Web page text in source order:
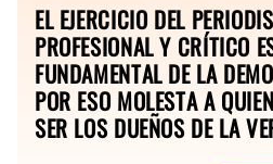
EL EJERCICIO DEL
PROFESIONAL Y CRÍTICO
FUNDAMENTAL DE LA
POR ESO MOLESTA A
SER LOS DUEÑOS DE LA